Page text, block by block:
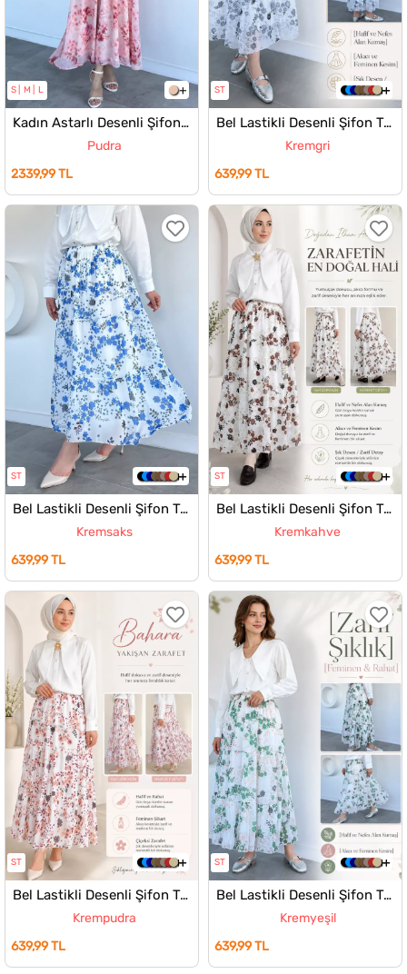
S M L
Kadın Astarlı Desenli Şifon Elbise
Pudra
2339,99 TL
ST
Bel Lastikli Desenli Şifon Tesettür Etek
Kremgri
639,99 TL
ST
Bel Lastikli Desenli Şifon Tesettür Etek
Kremsaks
639,99 TL
ST
Bel Lastikli Desenli Şifon Tesettür Etek
Kremkahve
639,99 TL
ST
Bel Lastikli Desenli Şifon Tesettür Etek
Krempudra
639,99 TL
ST
Bel Lastikli Desenli Şifon Tesettür Etek
Kremyeşil
639,99 TL